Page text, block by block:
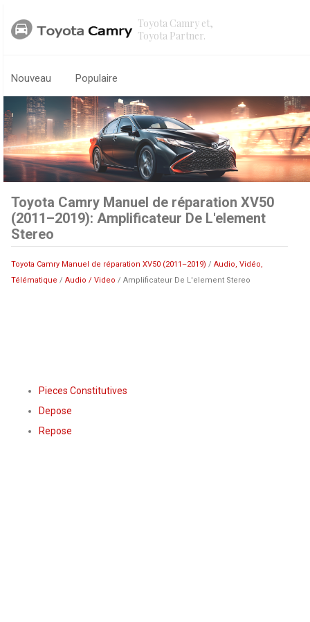
Toyota Camry et,
Toyota Partner.
Nouveau Populaire
Toyota Camry Manuel de réparation XV50
(2011–2019): Amplificateur De L'element
Stereo
Toyota Camry Manuel de réparation XV50 (2011–2019) /Audio, Vidéo,
Télématique /Audio / Video / Amplificateur De L'element Stereo
Pieces Constitutives
Depose
Repose